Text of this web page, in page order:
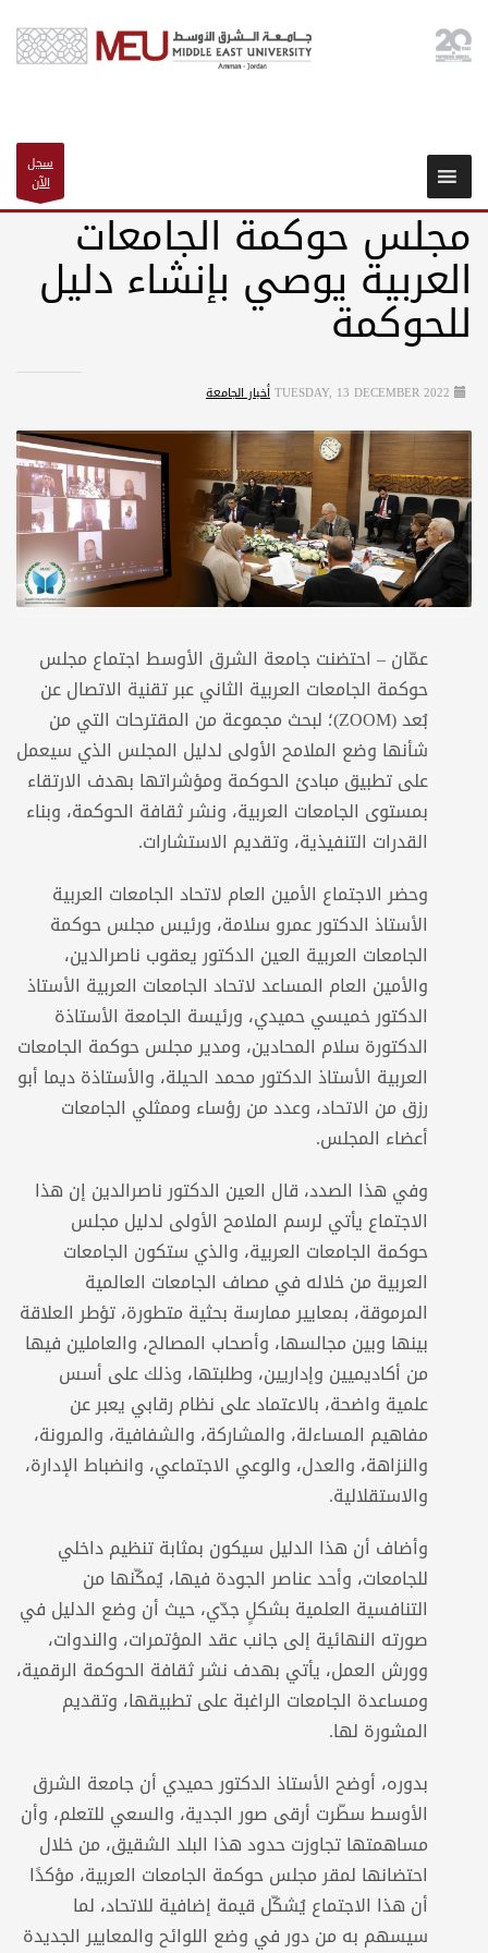
سجل
الآن
مجلس حوكمة الجامعات
العربية يوصي بإنشاء دليل
للحوكمة
TUESDAY, 13 DECEMBER 2022أخبار الجامعة
عمّان – احتضنت جامعة الشرق الأوسط اجتماع مجلس
حوكمة الجامعات العربية الثاني عبر تقنية الاتصال عن
بُعد (ZOOM)؛ لبحث مجموعة من المقترحات التي من
شأنها وضع الملامح الأولى لدليل المجلس الذي سيعمل
على تطبيق مبادئ الحوكمة ومؤشراتها بهدف الارتقاء
بمستوى الجامعات العربية، ونشر ثقافة الحوكمة، وبناء
القدرات التنفيذية، وتقديم الاستشارات.
وحضر الاجتماع الأمين العام لاتحاد الجامعات العربية
الأستاذ الدكتور عمرو سلامة، ورئيس مجلس حوكمة
الجامعات العربية العين الدكتور يعقوب ناصرالدين،
والأمين العام المساعد لاتحاد الجامعات العربية الأستاذ
الدكتور خميسي حميدي، ورئيسة الجامعة الأستاذة
الدكتورة سلام المحادين، ومدير مجلس حوكمة الجامعات
العربية الأستاذ الدكتور محمد الحيلة، والأستاذة ديما أبو
رزق من الاتحاد، وعدد من رؤساء وممثلي الجامعات
أعضاء المجلس.
وفي هذا الصدد، قال العين الدكتور ناصرالدين إن هذا
الاجتماع يأتي لرسم الملامح الأولى لدليل مجلس
حوكمة الجامعات العربية، والذي ستكون الجامعات
العربية من خلاله في مصاف الجامعات العالمية
المرموقة، بمعايير ممارسة بحثية متطورة، تؤطر العلاقة
بينها وبين مجالسها، وأصحاب المصالح، والعاملين فيها
من أكاديميين وإداريين، وطلبتها، وذلك على أسس
علمية واضحة، بالاعتماد على نظام رقابي يعبر عن
مفاهيم المساءلة، والمشاركة، والشفافية، والمرونة،
والنزاهة، والعدل، والوعي الاجتماعي، وانضباط الإدارة،
والاستقلالية.
وأضاف أن هذا الدليل سيكون بمثابة تنظيم داخلي
للجامعات، وأحد عناصر الجودة فيها، يُمكّنها من
التنافسية العلمية بشكلٍ جدّي، حيث أن وضع الدليل في
صورته النهائية إلى جانب عقد المؤتمرات، والندوات،
وورش العمل، يأتي بهدف نشر ثقافة الحوكمة الرقمية،
ومساعدة الجامعات الراغبة على تطبيقها، وتقديم
المشورة لها.
بدوره، أوضح الأستاذ الدكتور حميدي أن جامعة الشرق
الأوسط سطّرت أرقى صور الجدية، والسعي للتعلم، وأن
مساهمتها تجاوزت حدود هذا البلد الشقيق، من خلال
احتضانها لمقر مجلس حوكمة الجامعات العربية، مؤكدًا
أن هذا الاجتماع يُشكّل قيمة إضافية للاتحاد، لما
سيسهم به من دور في وضع اللوائح والمعايير الجديدة